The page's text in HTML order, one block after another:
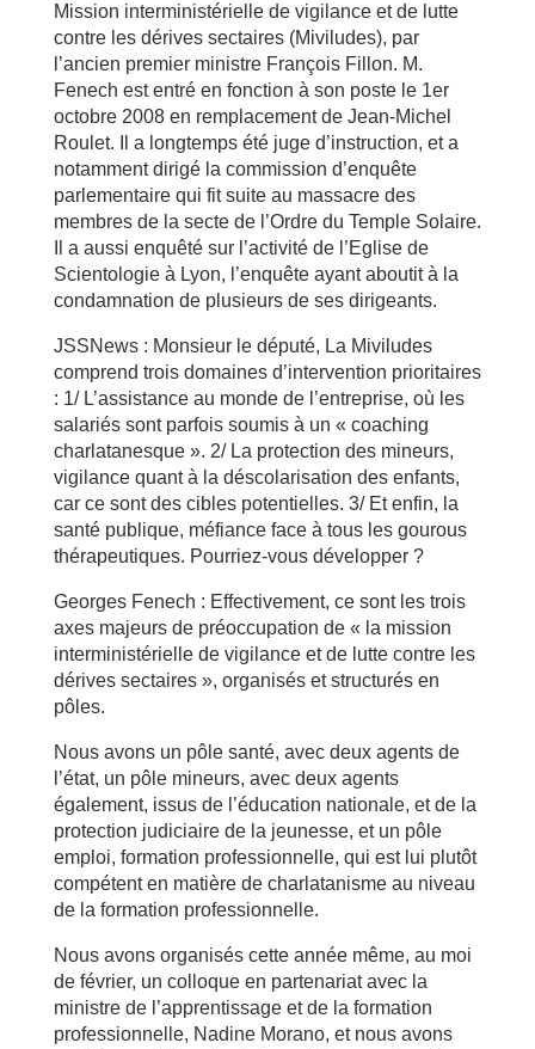
Mission interministérielle de vigilance et de lutte
contre les dérives sectaires (Miviludes), par
l’ancien premier ministre François Fillon. M.
Fenech est entré en fonction à son poste le 1er
octobre 2008 en remplacement de Jean-Michel
Roulet. Il a longtemps été juge d’instruction, et a
notamment dirigé la commission d’enquête
parlementaire qui fit suite au massacre des
membres de la secte de l’Ordre du Temple Solaire.
Il a aussi enquêté sur l’activité de l’Eglise de
Scientologie à Lyon, l’enquête ayant aboutit à la
condamnation de plusieurs de ses dirigeants.
JSSNews : Monsieur le député, La Miviludes
comprend trois domaines d’intervention prioritaires
: 1/ L’assistance au monde de l’entreprise, où les
salariés sont parfois soumis à un « coaching
charlatanesque ». 2/ La protection des mineurs,
vigilance quant à la déscolarisation des enfants,
car ce sont des cibles potentielles. 3/ Et enfin, la
santé publique, méfiance face à tous les gourous
thérapeutiques. Pourriez-vous développer ?
Georges Fenech : Effectivement, ce sont les trois
axes majeurs de préoccupation de « la mission
interministérielle de vigilance et de lutte contre les
dérives sectaires », organisés et structurés en
pôles.
Nous avons un pôle santé, avec deux agents de
l’état, un pôle mineurs, avec deux agents
également, issus de l’éducation nationale, et de la
protection judiciaire de la jeunesse, et un pôle
emploi, formation professionnelle, qui est lui plutôt
compétent en matière de charlatanisme au niveau
de la formation professionnelle.
Nous avons organisés cette année même, au moi
de février, un colloque en partenariat avec la
ministre de l’apprentissage et de la formation
professionnelle, Nadine Morano, et nous avons